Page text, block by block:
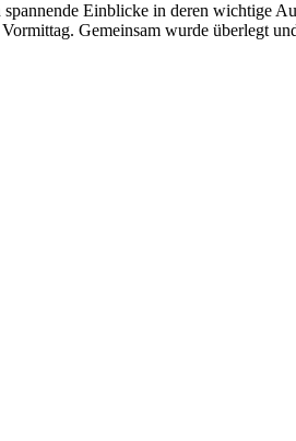
Einblicke in deren wichtige
Gemeinsam wurde überlegt